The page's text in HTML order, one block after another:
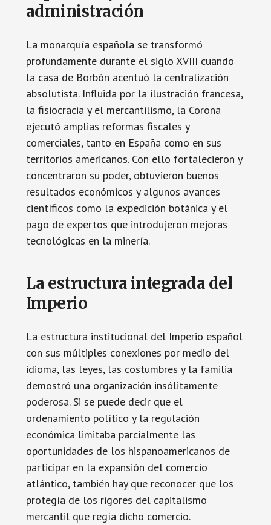
administración
La monarquía española se transformó
profundamente durante el siglo XVIII cuando
la casa de Borbón acentuó la centralización
absolutista. Influida por la ilustración francesa,
la fisiocracia y el mercantilismo, la Corona
ejecutó amplias reformas fiscales y
comerciales, tanto en España como en sus
territorios americanos. Con ello fortalecieron y
concentraron su poder, obtuvieron buenos
resultados económicos y algunos avances
científicos como la expedición botánica y el
pago de expertos que introdujeron mejoras
tecnológicas en la minería.
La estructura integrada del
Imperio
La estructura institucional del Imperio español
con sus múltiples conexiones por medio del
idioma, las leyes, las costumbres y la familia
demostró una organización insólitamente
poderosa. Si se puede decir que el
ordenamiento político y la regulación
económica limitaba parcialmente las
oportunidades de los hispanoamericanos de
participar en la expansión del comercio
atlántico, también hay que reconocer que los
protegía de los rigores del capitalismo
mercantil que regía dicho comercio.